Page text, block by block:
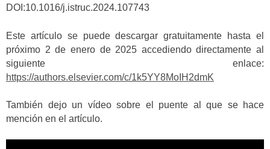
DOI:10.1016/j.istruc.2024.107743
Este artículo se puede descargar gratuitamente hasta el
próximo 2 de enero de 2025 accediendo directamente al
siguiente enlace:
https://authors.elsevier.com/c/1k5YY8MoIH2dmK
También dejo un vídeo sobre el puente al que se hace
mención en el artículo.